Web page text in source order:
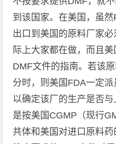
到该国家。在美国，虽
出口到美国的原料厂家
际上大家都在做，而且
DMF文件的指南。若该
分时，则美国FDA一定派
以确定该厂的生产是否
是按美国CGMP（现行
共体和美国对进口原料